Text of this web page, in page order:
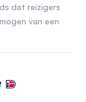
dat reizigers
van een